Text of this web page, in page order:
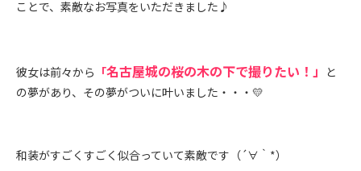
ことで、素敵なお写真をいただきました♪
彼女は前々から 「名古屋城の桜の木の下で撮りたい！」 と
の夢があり、その夢がついに叶いました・・・💛
和装がすごくすごく似合っていて素敵です（´∀｀*）